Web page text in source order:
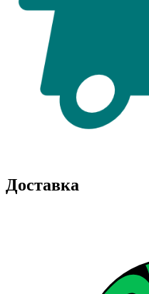
Доставка